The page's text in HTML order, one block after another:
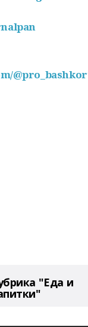
"Еда и